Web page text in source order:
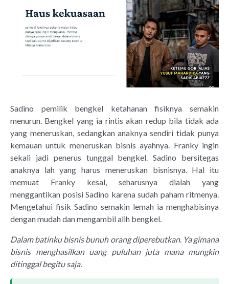
Sadino pemilik bengkel ketahanan fisiknya semakin
menurun. Bengkel yang ia rintis akan redup bila tidak ada
yang meneruskan, sedangkan anaknya sendiri tidak punya
kemauan untuk meneruskan bisnis ayahnya. Franky ingin
sekali jadi penerus tunggal bengkel. Sadino bersitegas
anaknya lah yang harus meneruskan bisnisnya. Hal itu
memuat Franky kesal, seharusnya dialah yang
menggantikan posisi Sadino karena sudah paham ritmenya.
Mengetahui fisik Sadino semakin lemah ia menghabisinya
dengan mudah dan mengambil alih bengkel.
Dalam batinku bisnis bunuh orang diperebutkan. Ya gimana
bisnis menghasilkan uang puluhan juta mana mungkin
ditinggal begitu saja.